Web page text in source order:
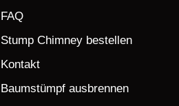
FAQ
Stump Chimney bestellen
Kontakt
Baumstümpf ausbrennen